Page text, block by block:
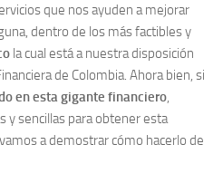
que nos ayuden a mejorar
dentro de los más factibles y
la cual está a nuestra disposición
de Colombia. Ahora bien, si
en esta gigante financiero,
y sencillas para obtener esta
a demostrar cómo hacerlo de